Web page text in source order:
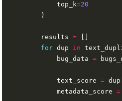
            top_k
=20
        results
=
for dup in
            bug_data
=
            text_score
= dup[
            metadata_score
=